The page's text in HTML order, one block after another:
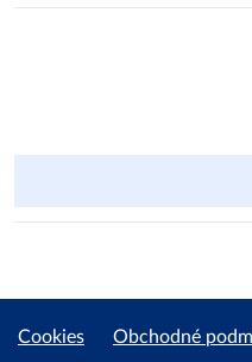
Cookies Obchodné